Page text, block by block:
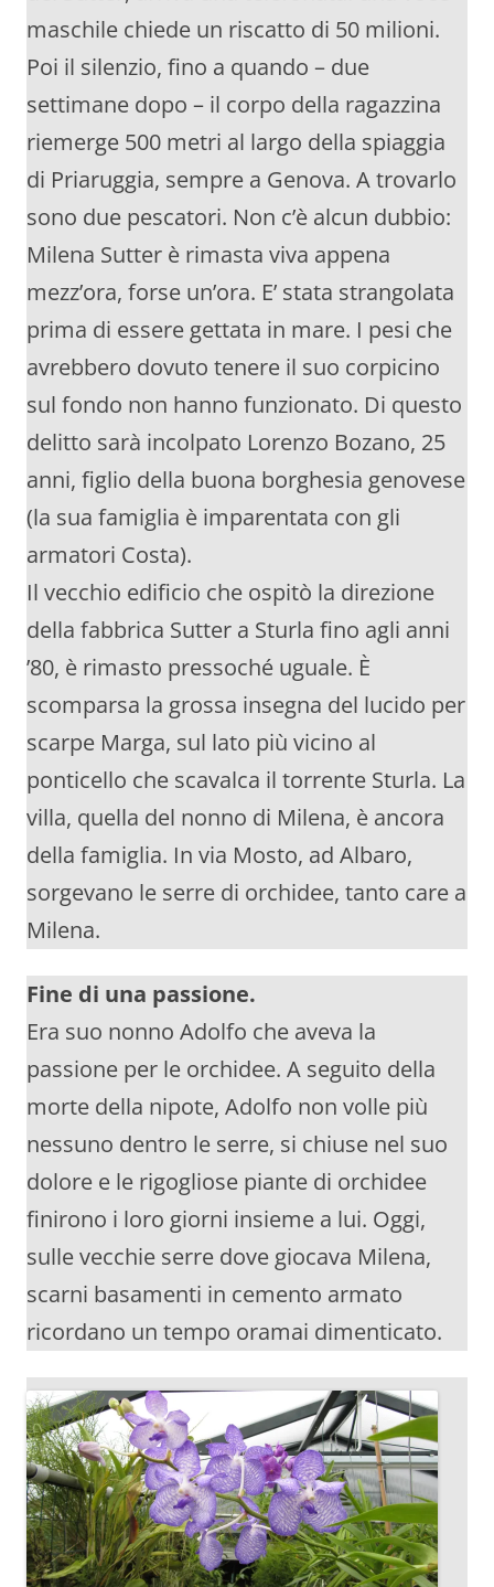
maschile chiede un riscatto di 50 milioni.
Poi il silenzio, fino a quando – due
settimane dopo – il corpo della ragazzina
riemerge 500 metri al largo della spiaggia
di Priaruggia, sempre a Genova. A trovarlo
sono due pescatori. Non c’è alcun dubbio:
Milena Sutter è rimasta viva appena
mezz’ora, forse un’ora. E’ stata strangolata
prima di essere gettata in mare. I pesi che
avrebbero dovuto tenere il suo corpicino
sul fondo non hanno funzionato. Di questo
delitto sarà incolpato Lorenzo Bozano, 25
anni, figlio della buona borghesia genovese
(la sua famiglia è imparentata con gli
armatori Costa).
Il vecchio edificio che ospitò la direzione
della fabbrica Sutter a Sturla fino agli anni
’80, è rimasto pressoché uguale. È
scomparsa la grossa insegna del lucido per
scarpe Marga, sul lato più vicino al
ponticello che scavalca il torrente Sturla. La
villa, quella del nonno di Milena, è ancora
della famiglia. In via Mosto, ad Albaro,
sorgevano le serre di orchidee, tanto care a
Milena.
Fine di una passione.
Era suo nonno Adolfo che aveva la
passione per le orchidee. A seguito della
morte della nipote, Adolfo non volle più
nessuno dentro le serre, si chiuse nel suo
dolore e le rigogliose piante di orchidee
finirono i loro giorni insieme a lui. Oggi,
sulle vecchie serre dove giocava Milena,
scarni basamenti in cemento armato
ricordano un tempo oramai dimenticato.